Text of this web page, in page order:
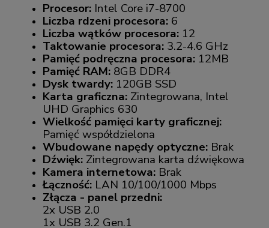
Procesor: Intel Core i7-8700
Liczba rdzeni procesora: 6
Liczba wątków procesora: 12
Taktowanie procesora: 3.2-4.6 GHz
Pamięć podręczna procesora: 12MB
Pamięć RAM: 8GB DDR4
Dysk twardy: 120GB SSD
Karta graficzna: Zintegrowana, Intel
UHD Graphics 630
Wielkość pamięci karty graficznej:
Pamięć współdzielona
Wbudowane napędy optyczne: Brak
Dźwięk: Zintegrowana karta dźwiękowa
Kamera internetowa: Brak
Łączność: LAN 10/100/1000 Mbps
Złącza - panel przedni:
2x USB 2.0
1x USB 3.2 Gen.1